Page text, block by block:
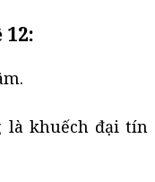
12:
là khuếch đại tín